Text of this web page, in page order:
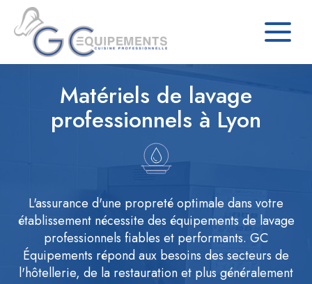
Matériels de lavage
professionnels à Lyon
L'assurance d'une propreté optimale dans votre
établissement nécessite des équipements de lavage
professionnels fiables et performants. GC
Équipements répond aux besoins des secteurs de
l'hôtellerie, de la restauration et plus généralement